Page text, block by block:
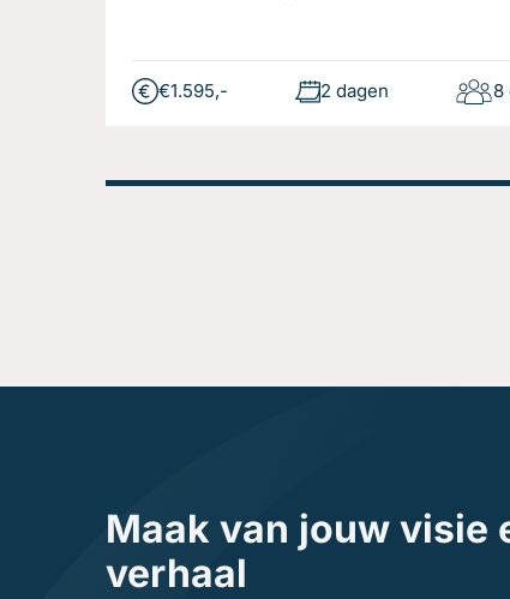
€1.595,- 2 dagen 8
Maak van jouw visie
verhaal